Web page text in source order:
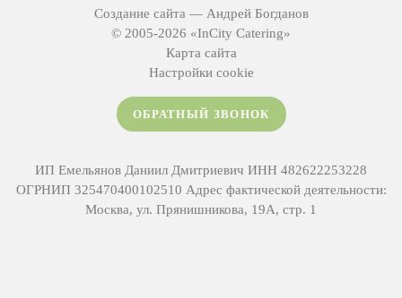
согласие на обработку персональных данных.
+7 (495) 226-61-49
Москва, ул. Прянишникова 19а с1
Создание сайта —Андрей Богданов
© 2005-2026 «InCity Catering»
Карта сайта